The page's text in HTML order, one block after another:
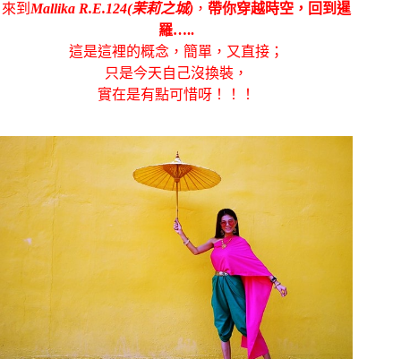
來到 Mallika R.E.124(茉莉之城) ， 帶你穿越時空，回到暹
羅…..
這是這裡的概念，簡單，又直接；
只是今天自己沒換裝，
實在是有點可惜呀！！！